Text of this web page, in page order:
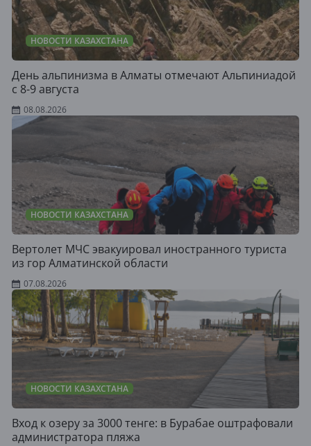
НОВОСТИ КАЗАХСТАНА
День альпинизма в Алматы отмечают Альпиниадой
с 8-9 августа
08.08.2026
НОВОСТИ КАЗАХСТАНА
Вертолет МЧС эвакуировал иностранного туриста
из гор Алматинской области
07.08.2026
НОВОСТИ КАЗАХСТАНА
Вход к озеру за 3000 тенге: в Бурабае оштрафовали
администратора пляжа